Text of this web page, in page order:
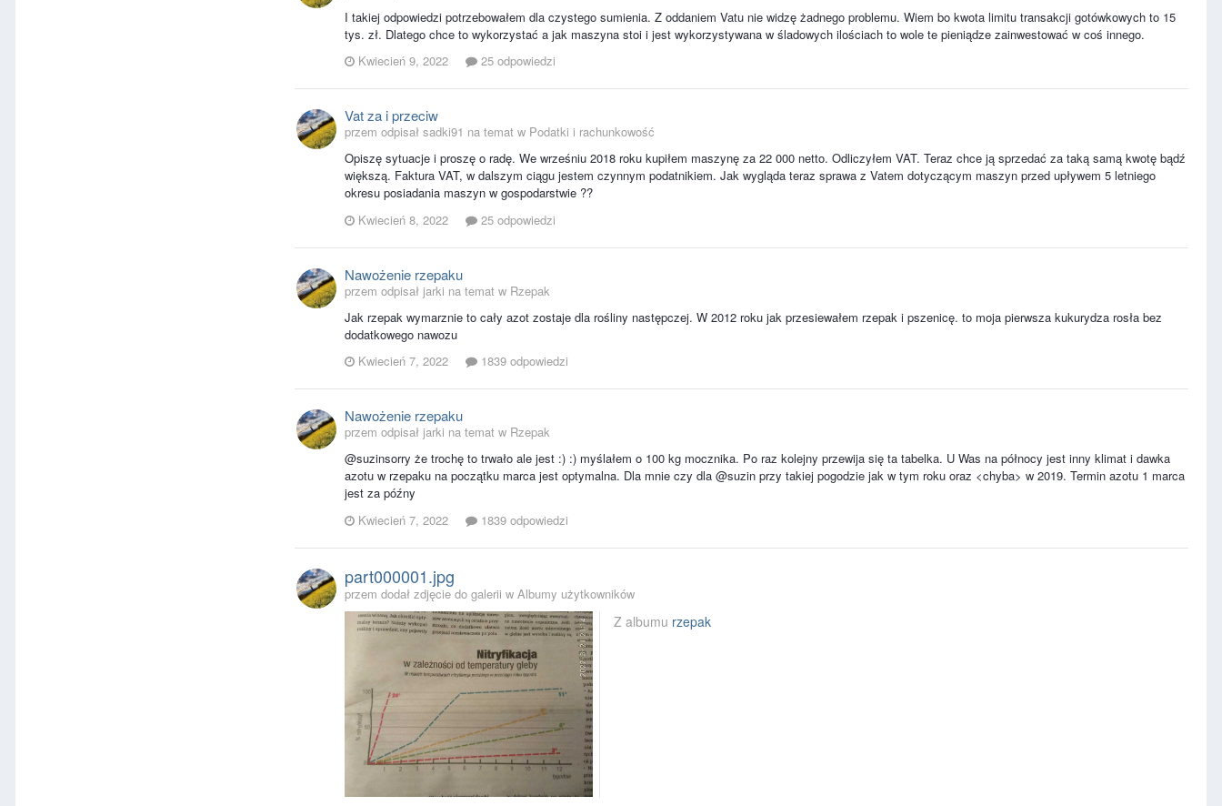
I takiej odpowiedzi potrzebowałem dla czystego sumienia. Z oddaniem Vatu nie widzę żadnego problemu. Wiem bo kwota limitu transakcji gotówkowych to 15
tys. zł. Dlatego chce to wykorzystać a jak maszyna stoi i jest wykorzystywana w śladowych ilościach to wole te pieniądze zainwestować w coś innego.
Kwiecień 9, 2022
25 odpowiedzi
Vat za i przeciw
przem odpisał sadki91 na temat w Podatki i rachunkowość
Opiszę sytuacje i proszę o radę. We wrześniu 2018 roku kupiłem maszynę za 22 000 netto. Odliczyłem VAT. Teraz chce ją sprzedać za taką samą kwotę bądź
większą. Faktura VAT, w dalszym ciągu jestem czynnym podatnikiem. Jak wygląda teraz sprawa z Vatem dotyczącym maszyn przed upływem 5 letniego
okresu posiadania maszyn w gospodarstwie ??
Kwiecień 8, 2022
25 odpowiedzi
Nawożenie rzepaku
przem odpisał jarki na temat w Rzepak
Jak rzepak wymarznie to cały azot zostaje dla rośliny następczej. W 2012 roku jak przesiewałem rzepak i pszenicę. to moja pierwsza kukurydza rosła bez
dodatkowego nawozu
Kwiecień 7, 2022
1839 odpowiedzi
Nawożenie rzepaku
przem odpisał jarki na temat w Rzepak
@suzinsorry że trochę to trwało ale jest :) :) myślałem o 100 kg mocznika. Po raz kolejny przewija się ta tabelka. U Was na północy jest inny klimat i dawka
azotu w rzepaku na początku marca jest optymalna. Dla mnie czy dla @suzin przy takiej pogodzie jak w tym roku oraz <chyba> w 2019. Termin azotu 1 marca
jest za późny
Kwiecień 7, 2022
1839 odpowiedzi
part000001.jpg
przem dodał zdjęcie do galerii w Albumy użytkowników
Z albumu rzepak